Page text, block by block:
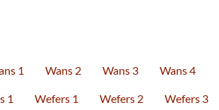
1 Wans 2 Wans 3 Wans 4
1 Wefers 1 Wefers 2 Wefers 3